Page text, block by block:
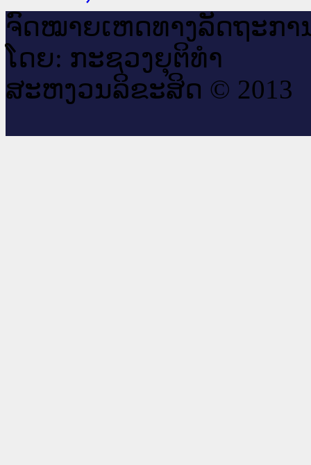
ຈົດ​ໝາຍ​ເຫດ​ທາງ​ລັດ​ຖະ​ກາ
ໂດຍ: ກະ​ຊວງຍຸ​ຕິ​ທຳ
ສະ​ຫງວນ​ລິ​ຂະ​ສິດ © 2013